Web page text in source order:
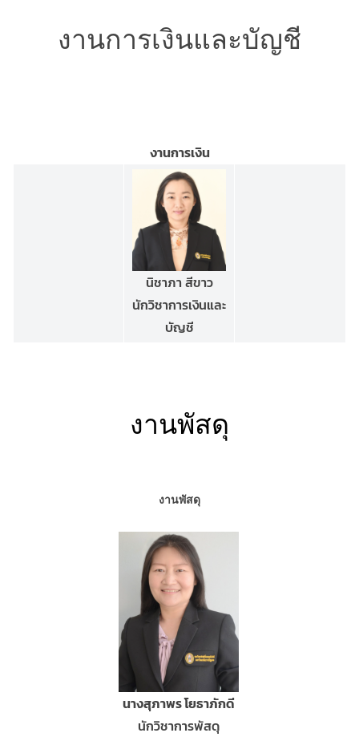
งานการเงินและบัญชี
งานการเงิน
นิชาภา สีขาว
นักวิชาการเงินและ
บัญชี
งานพัสดุ
งานพัสดุ
นางสุภาพร โยธาภักดี
นักวิชาการพัสดุ